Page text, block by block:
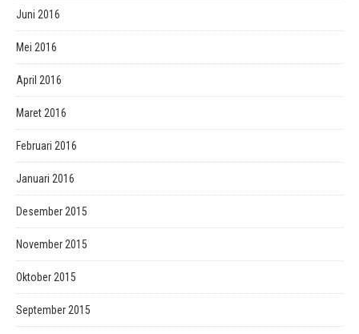
Juni 2016
Mei 2016
April 2016
Maret 2016
Februari 2016
Januari 2016
Desember 2015
November 2015
Oktober 2015
September 2015